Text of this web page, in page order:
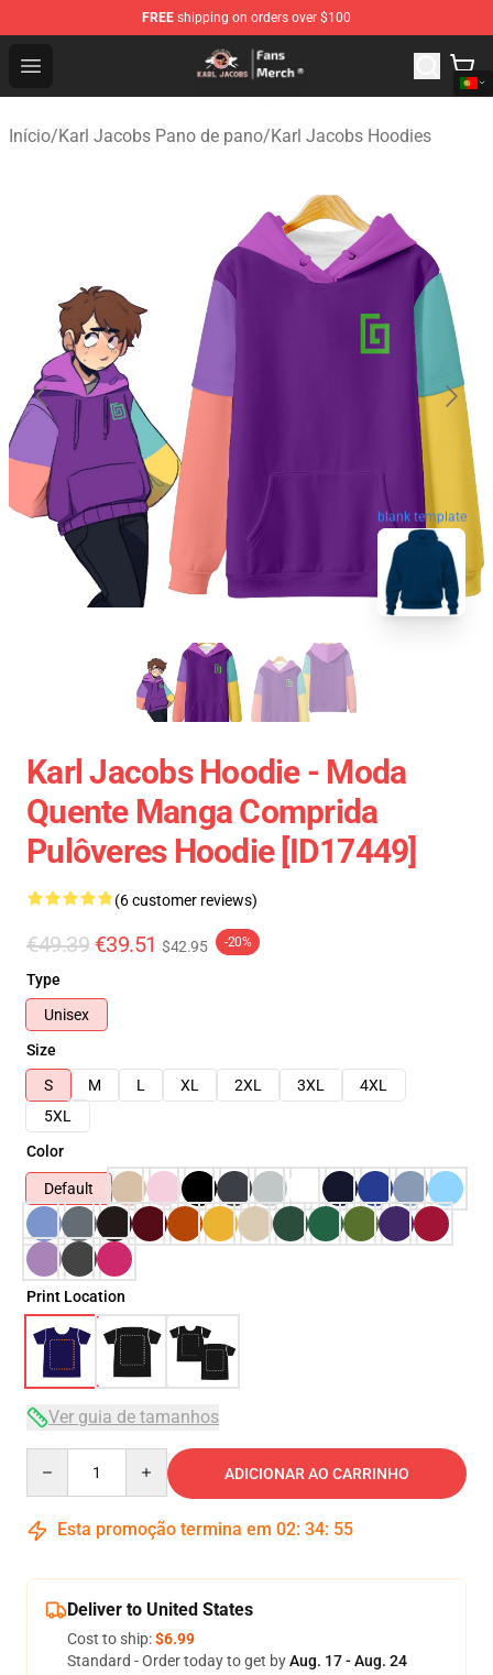
FREE shipping on orders over $100
Open menu
Karl Jacobs Store - Official Karl Jacobs Merchandise
Início/Karl Jacobs Pano de pano/Karl Jacobs Hoodies
blank template
Karl Jacobs Hoodie - Moda
Quente Manga Comprida
Pulôveres Hoodie [ID17449]
(6 customer reviews)
€49.39 €39.51 $42.95 -20%
Type
Unisex
Size
S
M L XL 2XL 3XL
4XL
5XL
Color
Default
Print Location
Ver guia de tamanhos
ADICIONAR AO CARRINHO
Esta promoção termina em 02: 34: 54
Deliver to United States
Cost to ship:$6.99
Standard - Order today to get byAug. 17 - Aug. 24